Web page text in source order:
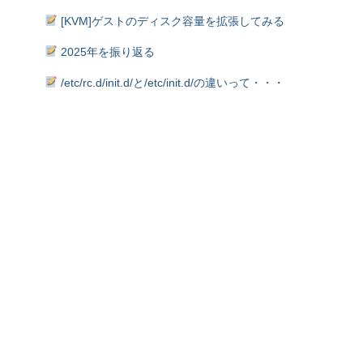
[KVM]ゲストのディスク容量を拡張してみる
2025年を振り返る
/etc/rc.d/init.d/と/etc/init.d/の違いって・・・